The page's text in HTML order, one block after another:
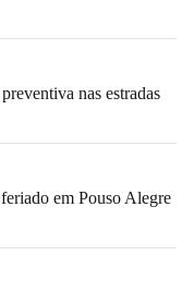
nas estradas
em Pouso Alegre